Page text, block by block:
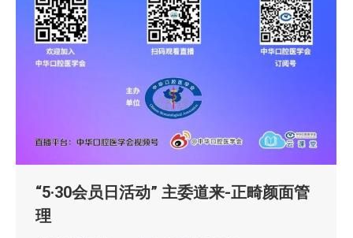
“5·30会员日活动” 主委道来-正畸颜面管
理